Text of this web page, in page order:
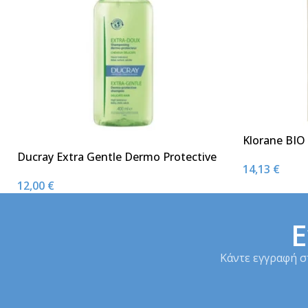
Ducray Extra Gentle Dermo Protective
Καθημερινής Χρήσης για Όλη την
12,00 €
Klorane
Πολύ Ξηρά
14,13 €
Κάντε εγγραφή